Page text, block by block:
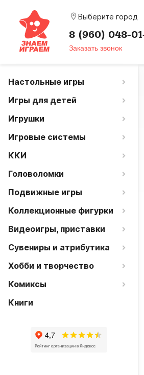
room Выберите город
8 (960) 048-
Заказать звонок
Настольные игры
Игры для детей
Игрушки
Игровые системы
ККИ
Головоломки
Подвижные игры
Коллекционные фигурки
Видеоигры, приставки
Сувениры и атрибутика
Хобби и творчество
Комиксы
Книги